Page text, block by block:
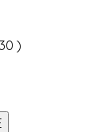
)